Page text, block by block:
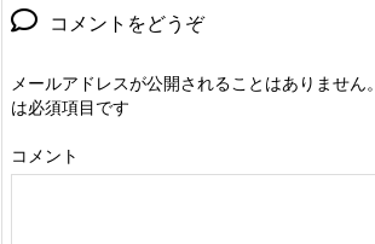
コメントをどうぞ
メールアドレスが公開されることはありません。
は必須項目です
コメント